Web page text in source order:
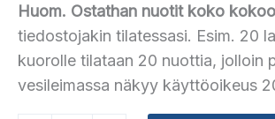
Huom. Ostathan nuotit koko
tiedostojakin tilatessasi. Esim. 20
kuorolle tilataan 20 nuottia, jolloin
vesileimassa näkyy käyttöoikeus